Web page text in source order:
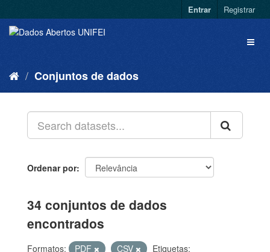
Entrar Registrar
Conjuntos de dados
Ordenar por
34 conjuntos de dados
encontrados
Formatos: PDF CSV
Etiquetas: